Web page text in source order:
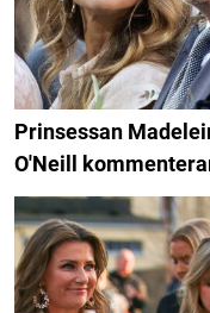
Prinsessan
O'Neill